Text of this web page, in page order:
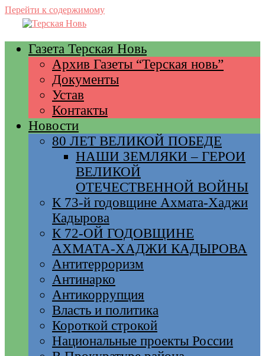
Перейти к содержимому
Газета Терская Новь
Архив Газеты “Терская новь”
Документы
Устав
Контакты
Новости
80 ЛЕТ ВЕЛИКОЙ ПОБЕДЕ
НАШИ ЗЕМЛЯКИ – ГЕРОИ
ВЕЛИКОЙ
ОТЕЧЕСТВЕННОЙ ВОЙНЫ
К 73-й годовщине Ахмата-Хаджи
Кадырова
К 72-ОЙ ГОДОВЩИНЕ
АХМАТА-ХАДЖИ КАДЫРОВА
Антитерроризм
Антинарко
Антикоррупция
Власть и политика
Короткой строкой
Национальные проекты России